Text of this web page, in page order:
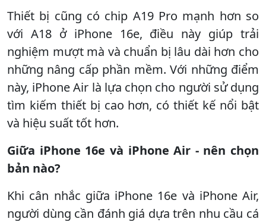
Thiết bị cũng có chip A19 Pro mạnh hơn so
với A18 ở iPhone 16e, điều này giúp trải
nghiệm mượt mà và chuẩn bị lâu dài hơn cho
những nâng cấp phần mềm. Với những điểm
này, iPhone Air là lựa chọn cho người sử dụng
tìm kiếm thiết bị cao hơn, có thiết kế nổi bật
và hiệu suất tốt hơn.
Giữa iPhone 16e và iPhone Air - nên chọn
bản nào?
Khi cân nhắc giữa iPhone 16e và iPhone Air,
người dùng cần đánh giá dựa trên nhu cầu cá